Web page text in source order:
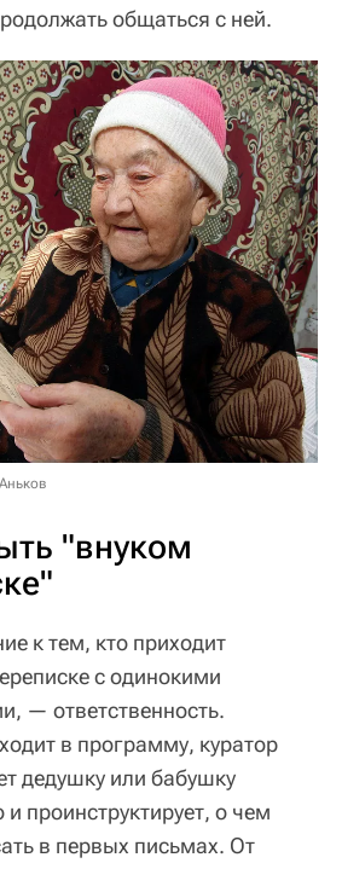
общаться с ней.
"внуком
к тем, кто приходит
с одинокими
— ответственность.
в программу, куратор
дедушку или бабушку
проинструктирует, о чем
в первых письмах. От